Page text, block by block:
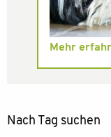
Mehr
Nach Tag suchen